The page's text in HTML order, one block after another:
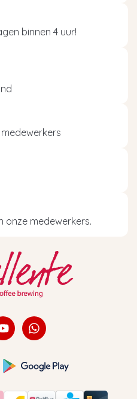
binnen 4 uur!
onze medewerkers.